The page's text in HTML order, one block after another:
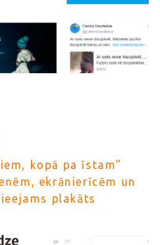
kopā pa īstam"
ekrānierīcēm un
plakāts